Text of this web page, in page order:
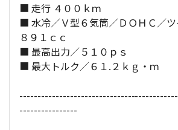
■ 走行 ４００ｋｍ
■ 水冷／Ｖ型６気筒／ＤＯＨＣ／
８９１ｃｃ
■ 最高出力／５１０ｐｓ
■ 最大トルク／６１.２ｋｇ・ｍ
----------------